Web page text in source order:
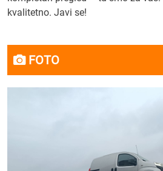
kvalitetno. Javi se!
FOTO